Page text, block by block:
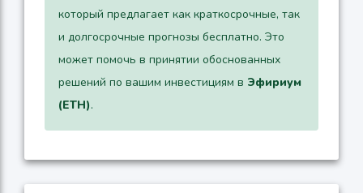
который предлагает как краткосрочные, так
и долгосрочные прогнозы бесплатно. Это
может помочь в принятии обоснованных
решений по вашим инвестициям в Эфириум
(ETH).